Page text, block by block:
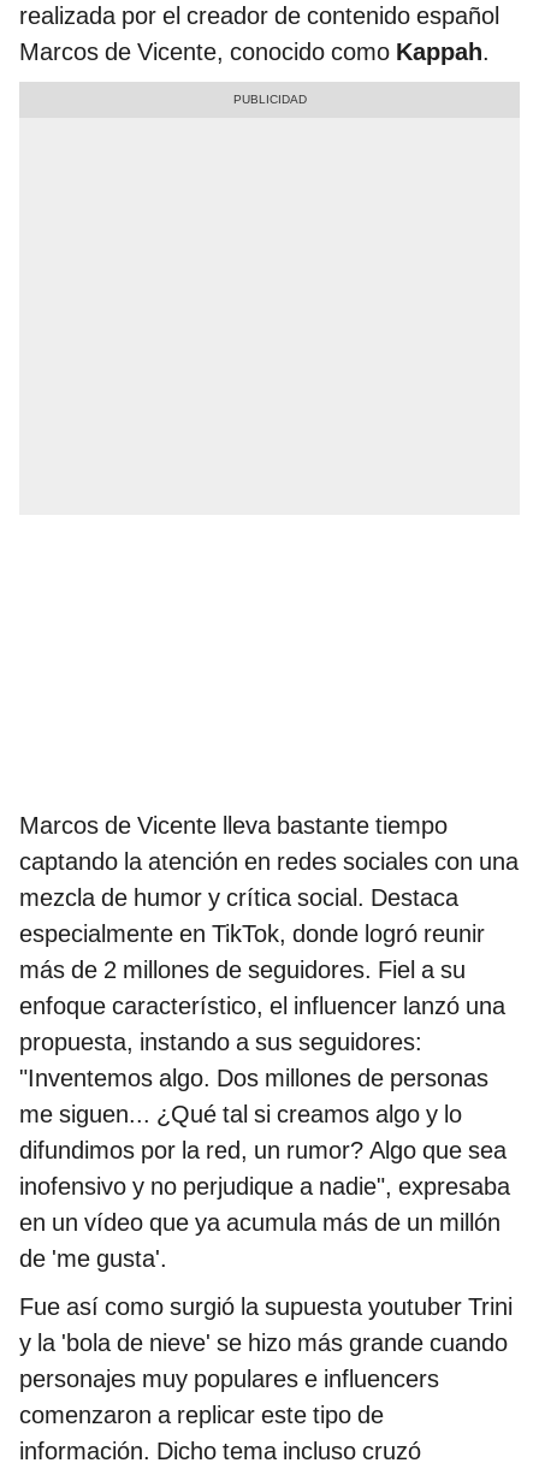
realizada por el creador de contenido español
Marcos de Vicente, conocido como Kappah.
Marcos de Vicente lleva bastante tiempo
captando la atención en redes sociales con una
mezcla de humor y crítica social. Destaca
especialmente en TikTok, donde logró reunir
más de 2 millones de seguidores. Fiel a su
enfoque característico, el influencer lanzó una
propuesta, instando a sus seguidores:
"Inventemos algo. Dos millones de personas
me siguen... ¿Qué tal si creamos algo y lo
difundimos por la red, un rumor? Algo que sea
inofensivo y no perjudique a nadie", expresaba
en un vídeo que ya acumula más de un millón
de 'me gusta'.
Fue así como surgió la supuesta youtuber Trini
y la 'bola de nieve' se hizo más grande cuando
personajes muy populares e influencers
comenzaron a replicar este tipo de
información. Dicho tema incluso cruzó